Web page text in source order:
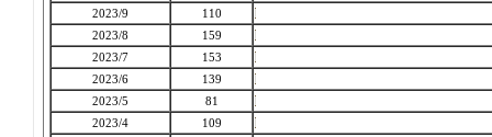
2023/9
110
2023/8
159
2023/7
153
2023/6
139
2023/5
81
2023/4
109